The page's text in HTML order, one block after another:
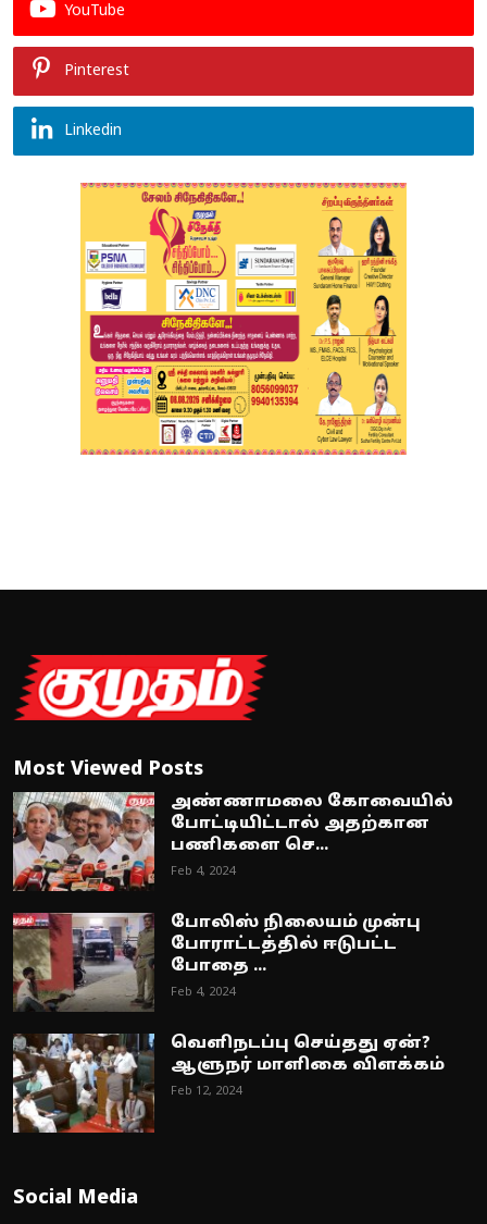
YouTube
Pinterest
Linkedin
Most Viewed Posts
அண்ணாமலை கோவையில்
போட்டியிட்டால் அதற்கான
பணிகளை செ...
Feb 4, 2024
போலிஸ் நிலையம் முன்பு
போராட்டத்தில் ஈடுபட்ட
போதை ...
Feb 4, 2024
வெளிநடப்பு செய்தது ஏன்?
ஆளுநர் மாளிகை விளக்கம்
Feb 12, 2024
Social Media